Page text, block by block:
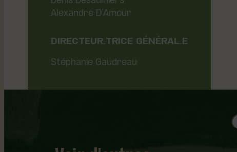
Alexandre D’Amour
DIRECTEUR.TRICE GÉNÉRAL.E
Stéphanie Gaudreau